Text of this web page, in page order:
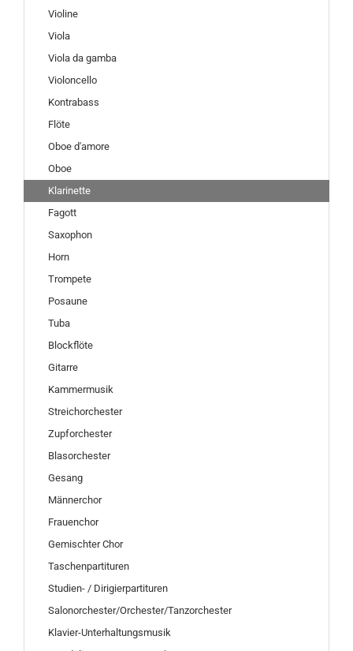
Violine
Viola
Viola da gamba
Violoncello
Kontrabass
Flöte
Oboe d'amore
Oboe
Klarinette
Fagott
Saxophon
Horn
Trompete
Posaune
Tuba
Blockflöte
Gitarre
Kammermusik
Streichorchester
Zupforchester
Blasorchester
Gesang
Männerchor
Frauenchor
Gemischter Chor
Taschenpartituren
Studien- / Dirigierpartituren
Salonorchester/Orchester/Tanzorchester
Klavier-Unterhaltungsmusik